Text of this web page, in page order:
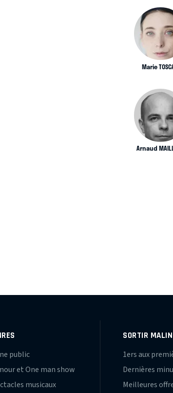
Marie
Arnaud
public
et One man show
musicaux
SORTIR MALIN
1ers aux
Dernières
Meilleures